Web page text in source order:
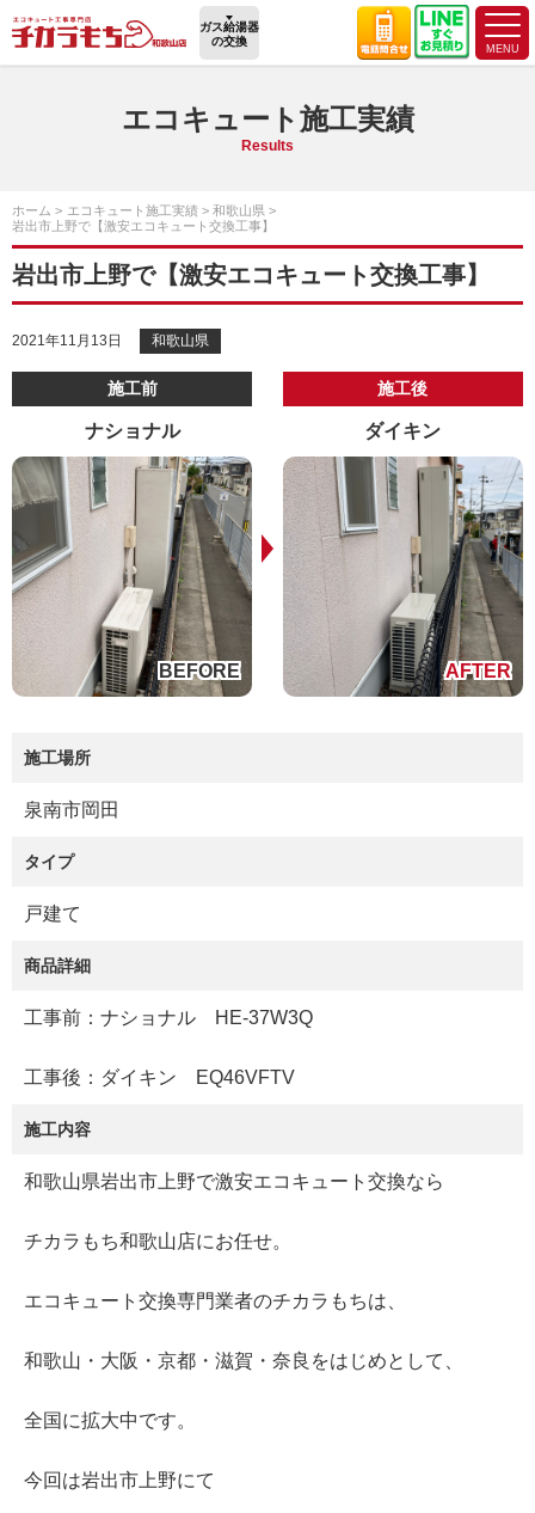
ガス給湯器
の交換
エコキュート施工実績
Results
ホーム エコキュート施工実績
和歌山県
岩出市上野で【激安エコキュート交換工事】
岩出市上野で【激安エコキュート交換工事】
2021年11月13日 和歌山県
施工前
ナショナル
施工後
ダイキン
施工場所
泉南市岡田
タイプ
戸建て
商品詳細
工事前：ナショナル HE-37W3Q
工事後：ダイキン EQ46VFTV
施工内容
和歌山県岩出市上野で激安エコキュート交換なら
チカラもち和歌山店にお任せ。
エコキュート交換専門業者のチカラもちは、
和歌山・大阪・京都・滋賀・奈良をはじめとして、
全国に拡大中です。
今回は岩出市上野にて